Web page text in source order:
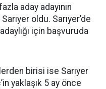
aday adayının
oldu. Sarıyer’de
için başvuruda
birisi ise Sarıyer
yaklaşık 5 ay önce